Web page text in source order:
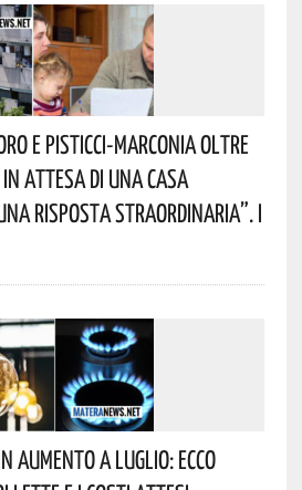
E Pisticci-Marconia Oltre
Attesa Di Una Casa
Risposta Straordinaria”. I
Aumento A Luglio: Ecco